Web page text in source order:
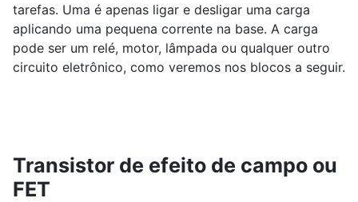
tarefas. Uma é apenas ligar e desligar uma carga
aplicando uma pequena corrente na base. A carga
pode ser um relé, motor, lâmpada ou qualquer outro
circuito eletrônico, como veremos nos blocos a seguir.
Transistor de efeito de campo ou
FET